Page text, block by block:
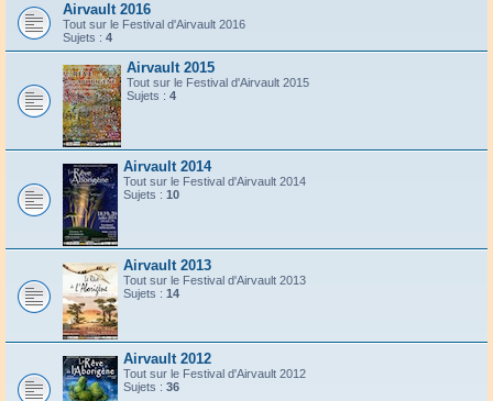
Airvault 2016
Tout sur le Festival d'Airvault 2016
Sujets : 4
Airvault 2015
Tout sur le Festival d'Airvault 2015
Sujets : 4
Airvault 2014
Tout sur le Festival d'Airvault 2014
Sujets : 10
Airvault 2013
Tout sur le Festival d'Airvault 2013
Sujets : 14
Airvault 2012
Tout sur le Festival d'Airvault 2012
Sujets : 36